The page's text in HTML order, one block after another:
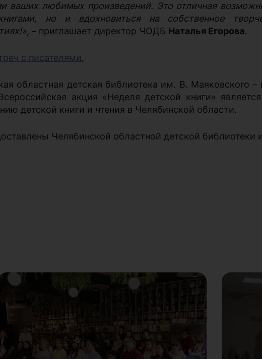
ваших любимых произведений. Это отличная
но и вдохновиться на собственное
– приглашает директор ЧОДБ Наталья Егорова.
с писателями.
областная детская библиотека им. В. Маяковского –
акция «Неделя детской книги»
детской книги и чтения в Челябинской области.
Челябинской областной детской библиотеки
23 сентября 2026 года в Музее
Южного Урала начнет работу